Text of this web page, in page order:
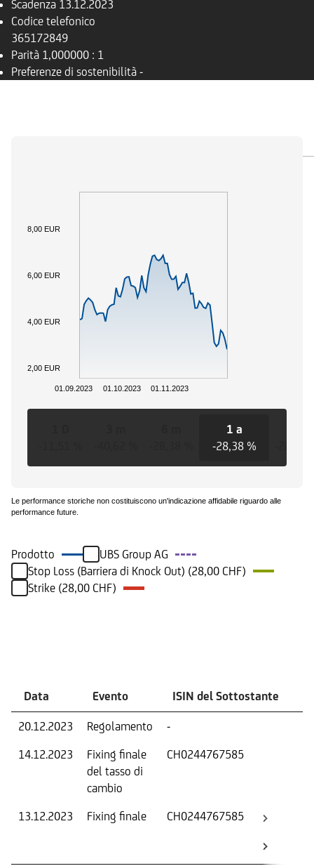
Scadenza 13.12.2023
Codice telefonico
365172849
Parità 1,000000 : 1
Preferenze di sostenibilità -
01.10.2023 01.11.2023
01.09.2023
2,00 EUR
4,00 EUR
6,00 EUR
8,00 EUR
1 a
-28,38 %
Le performance storiche non costituiscono un'indicazione affidabile riguardo alle
performance future.
Prodotto
UBS Group AG
Stop Loss (Barriera di Knock Out) (28,00 CHF)
Strike (28,00 CHF)
Data Evento ISIN del Sottostante
20.12.2023 Regolamento -
14.12.2023
Fixing finale
del tasso di
cambio
CH0244767585
13.12.2023 Fixing finale CH0244767585